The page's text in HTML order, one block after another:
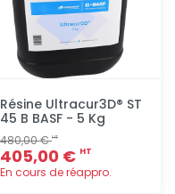
Résine Ultracur3D® ST
45 B BASF - 5 Kg
480,00 €HT
405,00 € HT
En cours de réappro.